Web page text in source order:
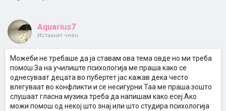
Aquarius7
Истакнат член
Можеби не требаше да ја ставам ова тема овде но ми треба
помош.За на училиште психологија ме праша како се
однесуваат децата во пубертет јас кажав дека често
влегуваат во конфликти и се несигурни.Таа ме праша зошто
слушаат гласна музика треба да напишам како есеј.Ако
можи помош од некој што знај или што студира психологија